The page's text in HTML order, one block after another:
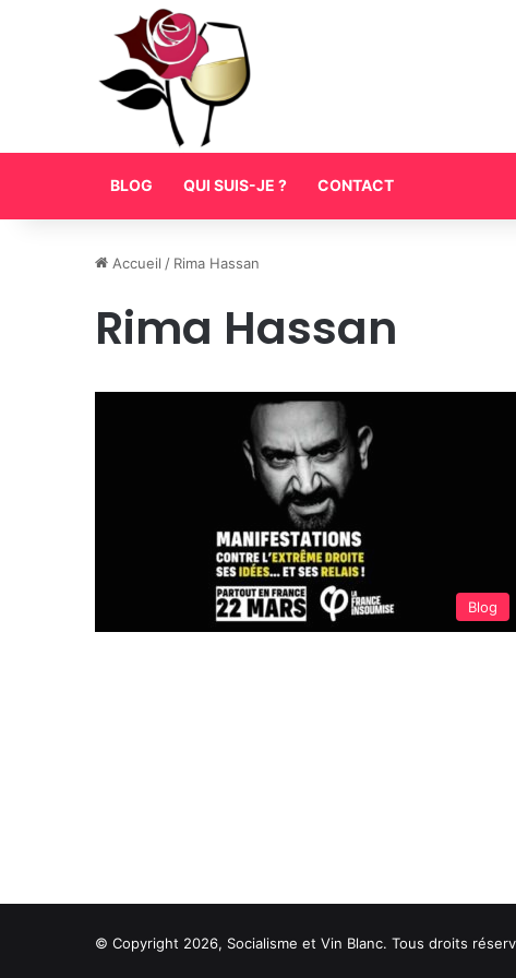
BLOG QUI SUIS-JE ? CONTACT
Accueil / Rima Hassan
Rima Hassan
Blog
© Copyright 2026, Socialisme et Vin Blanc. Tous droits